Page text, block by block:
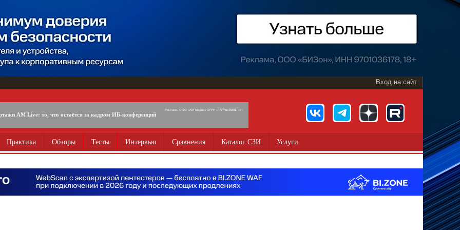
Вход на сайт
AM Live: то, что остаётся за кадром ИБ-конференций
Реклама. ООО «АМ Медиа» ОГРН 1077746725891, 18+
Практика Обзоры Тесты Интервью Сравнения Каталог СЗИ Услуги